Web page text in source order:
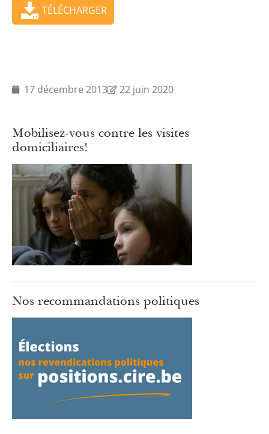
TÉLÉCHARGER
17 décembre 2013 22 juin 2020
Mobilisez-vous contre les visites
domiciliaires!
Nos recommandations politiques